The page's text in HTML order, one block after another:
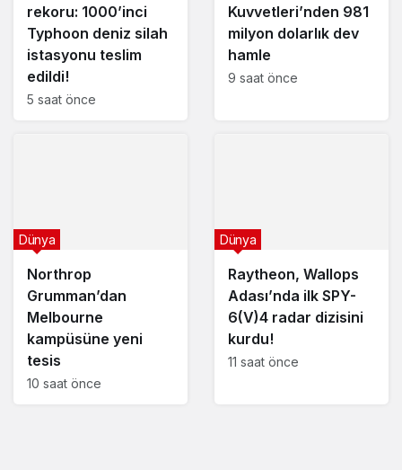
rekoru: 1000’inci
Typhoon deniz silah
istasyonu teslim
edildi!
5 saat önce
Kuvvetleri’nden 981
milyon dolarlık dev
hamle
9 saat önce
Northrop
Grumman’dan
Melbourne
kampüsüne yeni
tesis
Dünya
10 saat önce
Raytheon, Wallops
Adası’nda ilk SPY-
6(V)4 radar dizisini
kurdu!
Dünya
11 saat önce